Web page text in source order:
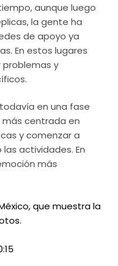
aunque luego
la gente ha
de apoyo ya
En estos lugares
y
en una fase
centrada en
y comenzar a
actividades. En
más